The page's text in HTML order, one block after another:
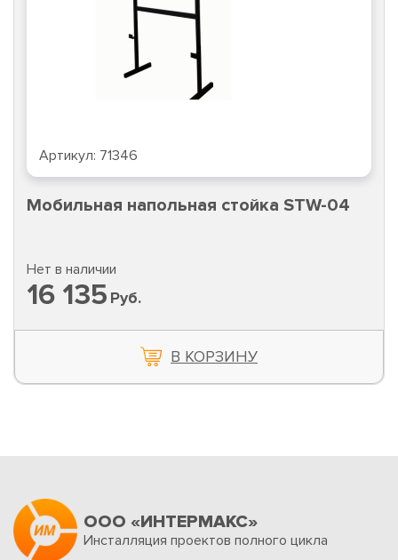
Артикул: 71346
Мобильная напольная стойка STW-04
Нет в наличии
16 135 Руб.
В КОРЗИНУ
ООО «ИНТЕРМАКС»
Инсталляция проектов полного цикла